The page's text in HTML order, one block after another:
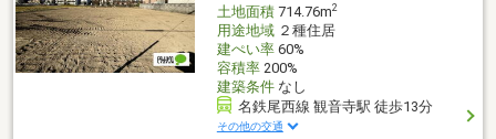
土地面積714.76m2
用途地域２種住居
建ぺい率60%
容積率200%
建築条件なし
名鉄尾西線 観音寺駅 徒歩13分
その他の交通